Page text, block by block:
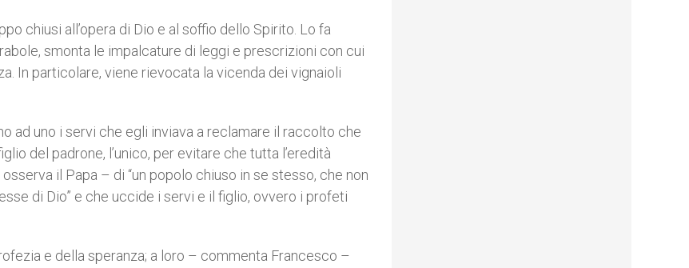
chiusi all’opera di Dio e al soffio dello Spirito. Lo fa
smonta le impalcature di leggi e prescrizioni con cui
In particolare, viene rievocata la vicenda dei vignaioli
ad uno i servi che egli inviava a reclamare il raccolto che
del padrone, l’unico, per evitare che tutta l’eredità
il Papa – di “un popolo chiuso in se stesso, che non
di Dio” e che uccide i servi e il figlio, ovvero i profeti
e della speranza; a loro – commenta Francesco –